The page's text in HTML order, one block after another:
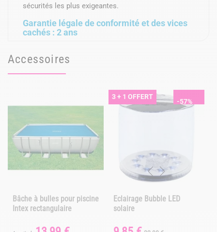
sécurités les plus exigeantes.
Garantie légale de conformité et des vices
cachés : 2 ans
Accessoires
Bâche à bulles pour piscine
Intex rectangulaire
3 + 1 OFFERT
-57%
Eclairage Bubble LED
solaire